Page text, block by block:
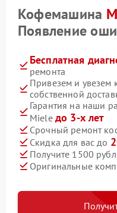
Кофемашина
Появление
Бесплатная
ремонта
Привезем и
собственной
Гарантия на наши
Miele до 3-х лет
Срочный ремонт
Скидка для вас до
Получите 1500
Оригинальные